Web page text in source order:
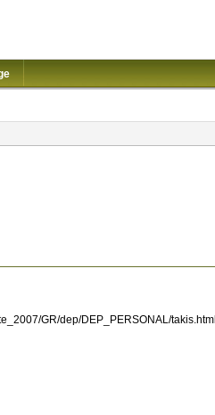
GR/dep/DEP_PERSONAL/takis.html